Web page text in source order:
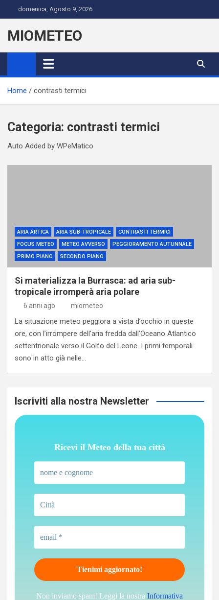
to
content
domenica, Agosto 9, 2026
MIOMETEO
Home contrasti termici
Categoria: contrasti termici
Auto Added by WPeMatico
ARIA ARTICA ARIA SUB-TROPICALE
CONTRASTI TERMICI
FOCUS METEO
METEO AVVERSO
PEGGIORAMENTO AUTUNNALE
PRIMO PIANO
SECONDO PIANO
Si materializza la Burrasca: ad aria sub-
tropicale irromperà aria polare
6 anni ago miometeo
La situazione meteo peggiora a vista d’occhio in queste
ore, con l’irrompere dell’aria fredda dall’Oceano Atlantico
settentrionale verso il Golfo del Leone. I primi temporali
sono in atto già nelle…
Iscriviti alla nostra Newsletter
Ricevi il Meteo della tua città
Non inviamo spam! Leggi la nostra Informativa